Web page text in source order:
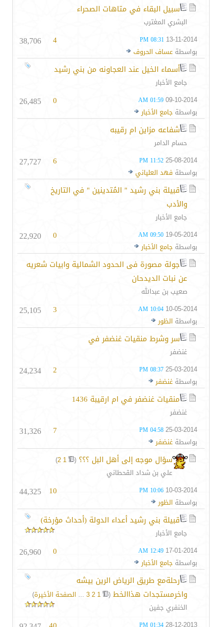
سبيل البقاء في متاهات الصحراء
البشري المغترب
13-11-2014
08:31 PM
بواسطة عساف الحروف
4
38,706
أسماء الخيل عند العجاونه من بني رشيد
جامع الأخبار
09-10-2014
01:59 AM
بواسطة جامع الأخبار
0
26,485
شفاعه مزاين ام رقيبه
حسام الدامر
25-08-2014
11:52 PM
بواسطة فهد العلياني
6
27,727
قبيلة بني رشيد " المُتدينين " في التاريخ
والأدب
جامع الأخبار
19-05-2014
09:50 AM
بواسطة جامع الأخبار
0
22,920
جولة مصورة فى الحدود الشمالية وابيات شعريه
عن نبات الديدحان
صعيب بن عبدالله
10-05-2014
10:04 AM
بواسطة الظور
3
25,105
سر وشرط منقيات غنضفر في
غنضفر
25-03-2014
08:37 PM
بواسطة غنضفر
2
24,234
منقيات غنضفر في ام ارقيبة 1436
غنضفر
25-03-2014
04:58 PM
بواسطة غنضفر
7
31,326
سؤال موجه إلى أهل البل ؟؟؟ (
1
2
)
علي بن شداد القحطاني
10-03-2014
10:06 PM
بواسطة الظور
10
44,325
قبيلة بني رشيد أعداء الدولة (أحداث مؤرخة)
جامع الأخبار
17-01-2014
12:49 AM
بواسطة جامع الأخبار
0
26,960
رحلةمع طريق الرياض الرين بيشه
واخرمستجدات هذاالخط (
1
2
3
... الصفحة الأخيرة)
الخنفري جفين